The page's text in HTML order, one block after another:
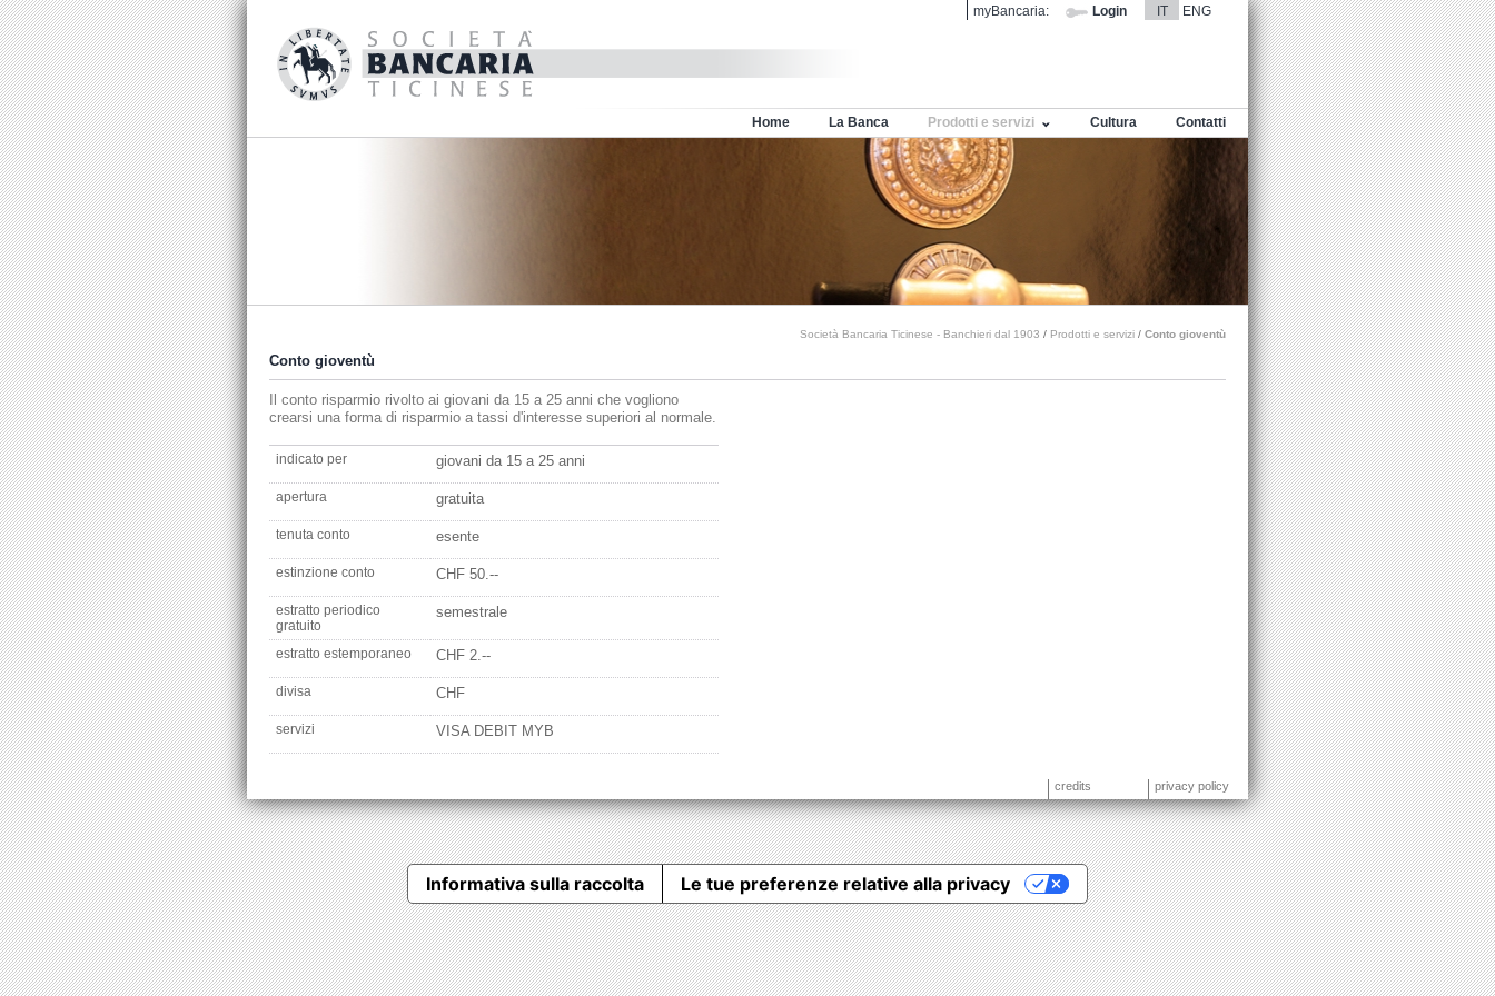
IT ENG
myBancaria: Login
Home La Banca Prodotti e servizi Cultura Contatti
Società Bancaria Ticinese - Banchieri dal 1903 / Prodotti e servizi / Conto gioventù
Conto gioventù
Il conto risparmio rivolto ai giovani da 15 a 25 anni che vogliono
crearsi una forma di risparmio a tassi d'interesse superiori al normale.
indicato per giovani da 15 a 25 anni
apertura gratuita
tenuta conto esente
estinzione conto CHF 50.--
estratto periodico
gratuito
semestrale
estratto estemporaneo CHF 2.--
divisa CHF
servizi VISA DEBIT MYB
credits privacy policy
Informativa sulla raccolta Le tue preferenze relative alla privacy